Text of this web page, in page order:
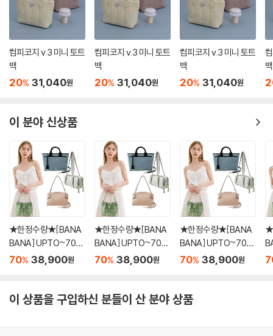
컴피코지 v.3 미니 토트
백
20% 31,040원
컴피코지 v.3 미니 토트
백
20% 31,040원
컴피코지 v.3 미니 토트
백
20% 31,040원
백
이 분야 신상품
★한정수량★[BANA
BANA] UPTO~70%
단독 3만원 균일가 BE
70% 38,900원
★한정수량★[BANA
BANA] UPTO~70%
단독 3만원 균일가 BE
70% 38,900원
★한정수량★[BANA
BANA] UPTO~70%
단독 3만원 균일가 BE
70% 38,900원
★
이 상품을 구입하신 분들이 산 분야 상품